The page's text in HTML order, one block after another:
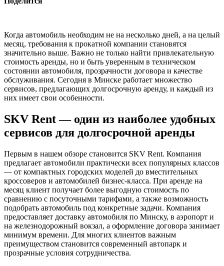
Когда автомобиль необходим не на несколько дней, а на целый
месяц, требования к прокатной компании становятся
значительно выше. Важно не только найти привлекательную
стоимость аренды, но и быть уверенным в техническом
состоянии автомобиля, прозрачности договора и качестве
обслуживания. Сегодня в Минске работает множество
сервисов, предлагающих долгосрочную аренду, и каждый из
них имеет свои особенности.
SKV Rent — один из наиболее удобных
сервисов для долгосрочной аренды
Первым в нашем обзоре становится SKV Rent. Компания
предлагает автомобили практически всех популярных классов
— от компактных городских моделей до вместительных
кроссоверов и автомобилей бизнес-класса. При аренде на
месяц клиент получает более выгодную стоимость по
сравнению с посуточными тарифами, а также возможность
подобрать автомобиль под конкретные задачи. Компания
предоставляет доставку автомобиля по Минску, в аэропорт и
на железнодорожный вокзал, а оформление договора занимает
минимум времени. Для многих клиентов важным
преимуществом становится современный автопарк и
прозрачные условия сотрудничества.